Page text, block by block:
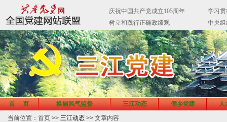
首 页 换届风气监督 三江动态 侗乡党建
人
当前位置：首页 >> 三江动态 >> 文章内容